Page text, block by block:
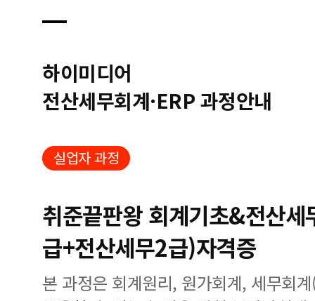
하이미디어
전산세무회계·ERP 과정안내
실업자 과정
취준끝판왕 회계기초&전산
급+전산세무2급)자격증
본 과정은 회계원리, 원가회계, 세무회